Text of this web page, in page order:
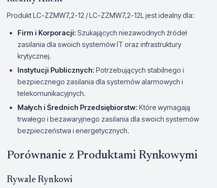
Produkt LC-ZZMW7,2-12 / LC-ZZMW7,2-12L jest idealny dla:
Firm i Korporacji: Szukających niezawodnych źródeł
zasilania dla swoich systemów IT oraz infrastruktury
krytycznej.
Instytucji Publicznych: Potrzebujących stabilnego i
bezpiecznego zasilania dla systemów alarmowych i
telekomunikacyjnych.
Małych i Średnich Przedsiębiorstw: Które wymagają
trwałego i bezawaryjnego zasilania dla swoich systemów
bezpieczeństwa i energetycznych.
Porównanie z Produktami Rynkowymi
Rywale Rynkowi